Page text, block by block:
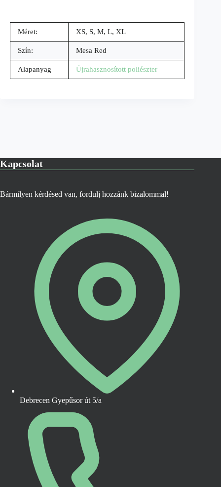
Méret: XS, S, M, L, XL
Szín: Mesa Red
Alapanyag Újrahasznosított poliészter
Kapcsolat
Bármilyen kérdésed van, fordulj hozzánk bizalommal!
Debrecen Gyepűsor út 5/a